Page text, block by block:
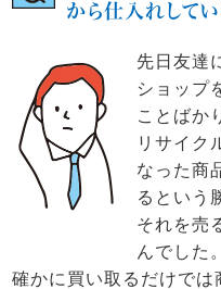
から仕入れしてい
先日友達
ショップ
ことばか
リサイク
なった商
るという
それを売
んでした。
確かに買い取るだけで